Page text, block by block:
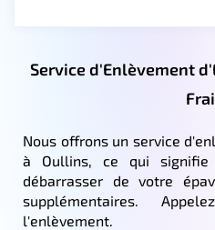
Service d'Enlèvement
Nous offrons un service
à Oullins, ce qui signifie
débarrasser de votre
supplémentaires.
l'enlèvement.